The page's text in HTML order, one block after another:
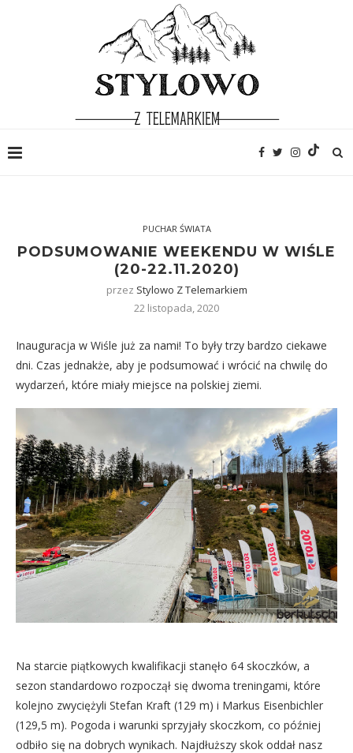
PUCHAR ŚWIATA
PODSUMOWANIE WEEKENDU W WIŚLE
(20-22.11.2020)
przez Stylowo Z Telemarkiem
22 listopada, 2020
Inauguracja w Wiśle już za nami! To były trzy bardzo ciekawe
dni. Czas jednakże, aby je podsumować i wrócić na chwilę do
wydarzeń, które miały miejsce na polskiej ziemi.
Na starcie piątkowych kwalifikacji stanęło 64 skoczków, a
sezon standardowo rozpoczął się dwoma treningami, które
kolejno zwyciężyli Stefan Kraft (129 m) i Markus Eisenbichler
(129,5 m). Pogoda i warunki sprzyjały skoczkom, co później
odbiło się na dobrych wynikach. Najdłuższy skok oddał nasz